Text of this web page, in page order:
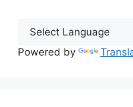
Powered by